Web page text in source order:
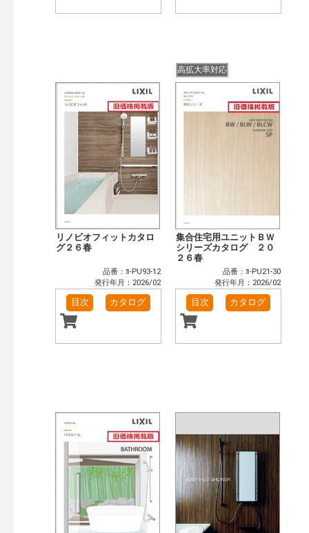
リノビオフィットカタロ
グ２６春
品番：ﾖ-PU93-12
発行年月：2026/02
目次 カタログ
高拡大率対応
集合住宅用ユニットＢＷ
シリーズカタログ ２０
２６春
品番：ﾖ-PU21-30
発行年月：2026/02
目次 カタログ